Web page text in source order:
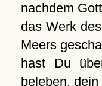
nachdem
das Werk
Meers
hast Du
beleben,